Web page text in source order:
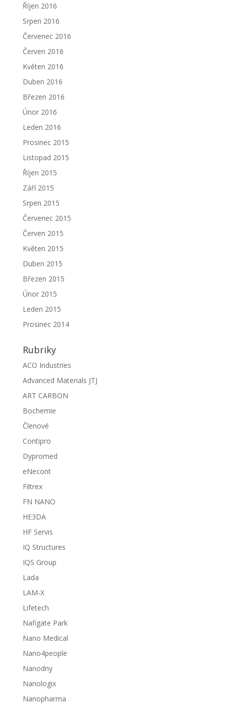
Říjen 2016
Srpen 2016
Červenec 2016
Červen 2016
Květen 2016
Duben 2016
Březen 2016
Únor 2016
Leden 2016
Prosinec 2015
Listopad 2015
Říjen 2015
Září 2015
Srpen 2015
Červenec 2015
Červen 2015
Květen 2015
Duben 2015
Březen 2015
Únor 2015
Leden 2015
Prosinec 2014
Rubriky
ACO Industries
Advanced Materials JTJ
ART CARBON
Bochemie
Členové
Contipro
Dypromed
eNecont
Filtrex
FN NANO
HE3DA
HF Servis
IQ Structures
IQS Group
Lada
LAM-X
Lifetech
Nafigate Park
Nano Medical
Nano4people
Nanodny
Nanologix
Nanopharma